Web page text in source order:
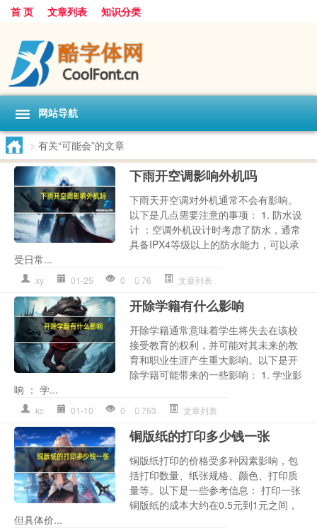
首 页 文章列表 知识分类
网站导航
> 有关“可能会”的文章
下雨开空调影响外机吗
下雨天开空调对外机通常不会有影响。
以下是几点需要注意的事项： 1. 防水设
计 ：空调外机设计时考虑了防水，通常
具备IPX4等级以上的防水能力，可以承
受日常...
xy 01-25 0 76 文章列表
开除学籍有什么影响
开除学籍通常意味着学生将失去在该校
接受教育的权利，并可能对其未来的教
育和职业生涯产生重大影响。以下是开
除学籍可能带来的一些影响： 1. 学业影
响 ： 学...
kc 01-10 0 763 文章列表
铜版纸的打印多少钱一张
铜版纸打印的价格受多种因素影响，包
括打印数量、纸张规格、颜色、打印质
量等。以下是一些参考信息： 打印一张
铜版纸的成本大约在0.5元到1元之间，
但具体价...